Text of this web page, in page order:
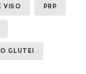
VISO PRP
GLUTEI